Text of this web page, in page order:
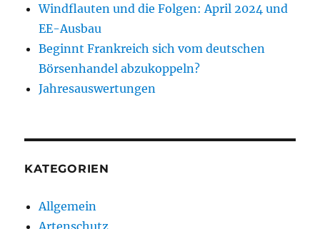
Windflauten und die Folgen: April 2024 und
EE-Ausbau
Beginnt Frankreich sich vom deutschen
Börsenhandel abzukoppeln?
Jahresauswertungen
KATEGORIEN
Allgemein
Artenschutz